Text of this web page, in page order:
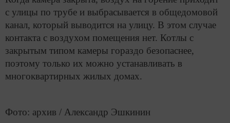
с улицы по трубе и выбрасывается в общедомовой
канал, который выводится на улицу. В этом случае
контакта с воздухом помещения нет. Котлы с
закрытым типом камеры гораздо безопаснее,
поэтому только их можно устанавливать в
многоквартирных жилых домах.
Фото: архив / Александр Эшкинин